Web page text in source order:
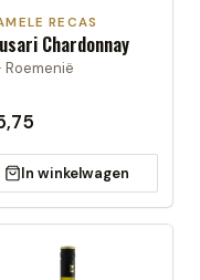
RECAS
Chardonnay
Roemenië
In winkelwagen